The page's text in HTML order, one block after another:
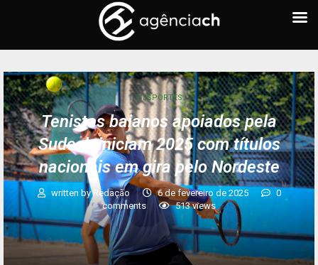
+ ESPORTES
Tenistas baianos apoiados pela
Sudesb iniciam 2025 com títulos
nacionais em gira pelo Nordeste
written byRedação 6 de fevereiro de 2025
0
comments
513views